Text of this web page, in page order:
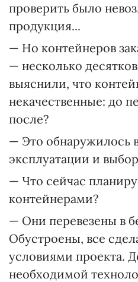
проверить было
продукция...
— Но контейнеров
— несколько
выяснили, что
некачественные: до
после?
— Это обнаружилось
эксплуатации и
— Что сейчас
контейнерами?
— Они перевезены в
Обустроены, все
условиями проекта.
необходимой